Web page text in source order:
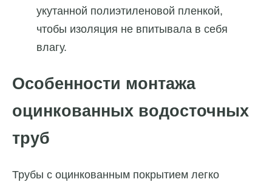
укутанной полиэтиленовой пленкой,
чтобы изоляция не впитывала в себя
влагу.
Особенности монтажа
оцинкованных водосточных
труб
Трубы с оцинкованным покрытием легко